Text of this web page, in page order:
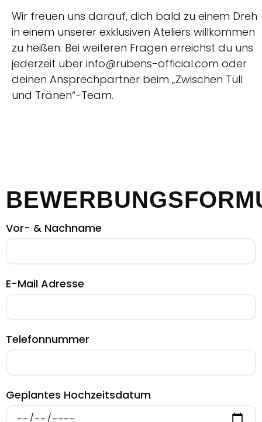
Wir freuen uns darauf, dich bald zu einem Dreh
in einem unserer exklusiven Ateliers willkommen
zu heißen. Bei weiteren Fragen erreichst du uns
jederzeit über info@rubens-official.com oder
deinen Ansprechpartner beim „Zwischen Tüll
und Tränen“-Team.
Vor- & Nachname
E-Mail Adresse
Telefonnummer
Geplantes Hochzeitsdatum